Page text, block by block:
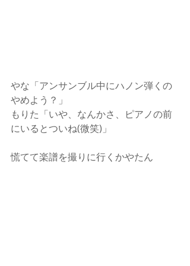
やな「アンサンブル中にハノン弾くの
やめよう？」
もりた「いや、なんかさ、ピアノの前
にいるとついね(微笑)」
慌てて楽譜を撮りに行くかやたん